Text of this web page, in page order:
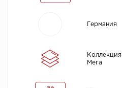
Германия
Коллекция
Мега